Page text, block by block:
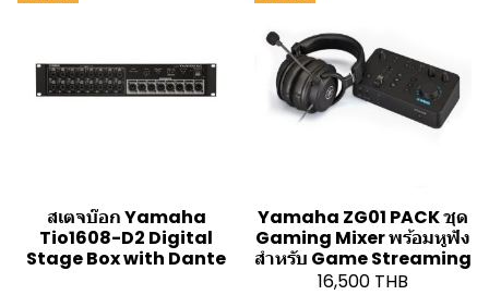
สเตจบ๊อก Yamaha
Tio1608-D2 Digital
Stage Box with Dante
Yamaha ZG01 PACK ชุด
Gaming Mixer พร้อมหูฟัง
สำหรับ Game Streaming
16,500 THB